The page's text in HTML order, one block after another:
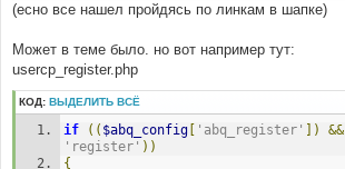
(есно все нашел пройдясь по линкам в шапке)
Может в теме было. но вот например тут:
usercp_register.php
КОД: ВЫДЕЛИТЬ ВСЁ
if (( $abq_config 'abq_register' ]) &&
'register' ))
{